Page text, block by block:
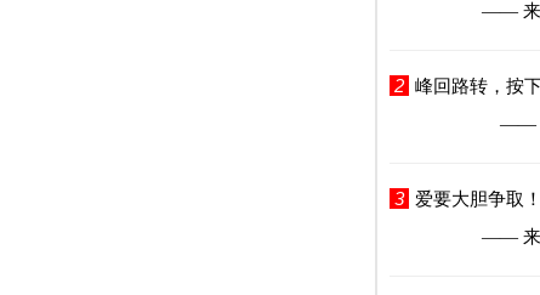
—— 来
2 峰回路转，按
——
3
爱要大胆争取！
—— 来